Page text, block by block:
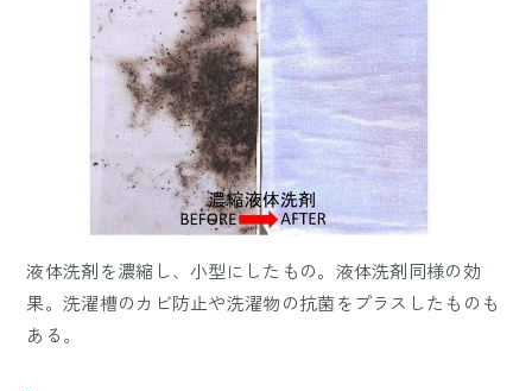
液体洗剤を濃縮し、小型にしたもの。液体洗剤同様の効
果。洗濯槽のカビ防止や洗濯物の抗菌をプラスしたものも
ある。